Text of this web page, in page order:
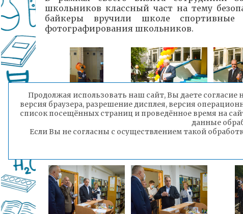
школьников классный част на тему
байкеры вручили школе
фотографирования школьников.
Продолжая использовать наш сайт, Вы даете согласие
версия браузера, разрешение дисплея, версия
список посещённых страниц и проведённое время на
данные
Если Вы не согласны с осуществлением такой